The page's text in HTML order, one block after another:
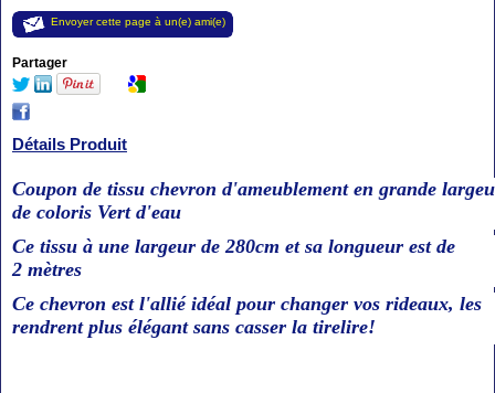
Envoyer cette page à un(e) ami(e)
Partager
Détails Produit
Coupon de tissu chevron d'ameublement en grande
de coloris Vert d'eau
Ce tissu à une largeur de 280cm et sa longueur est de
2 mètres
Ce chevron est l'allié idéal pour changer vos rideaux, les
rendrent plus élégant sans casser la tirelire!